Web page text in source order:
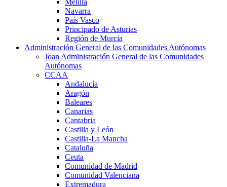
Navarra
País Vasco
Principado de Asturias
Región de Murcia
Administración General de las Comunidades Autónomas
Joan Administración General de las Comunidades
Autónomas
CCAA
Andalucía
Aragón
Baleares
Canarias
Cantabria
Castilla y León
Castilla-La Mancha
Cataluña
Ceuta
Comunidad de Madrid
Comunidad Valenciana
Extremadura